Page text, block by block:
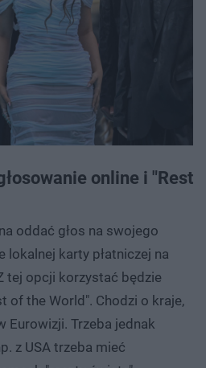
online i "Rest
oddać głos na swojego
lokalnej karty płatniczej na
tej opcji korzystać będzie
of the World". Chodzi o kraje,
Eurowizji. Trzeba jednak
z USA trzeba mieć